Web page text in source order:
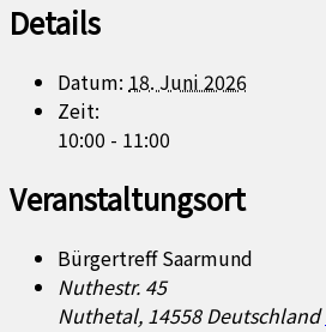
Details
Datum: 18. Juni 2026
Zeit:
10:00 - 11:00
Veranstaltungsort
Bürgertreff Saarmund
Nuthestr. 45
Nuthetal, 14558 Deutschland